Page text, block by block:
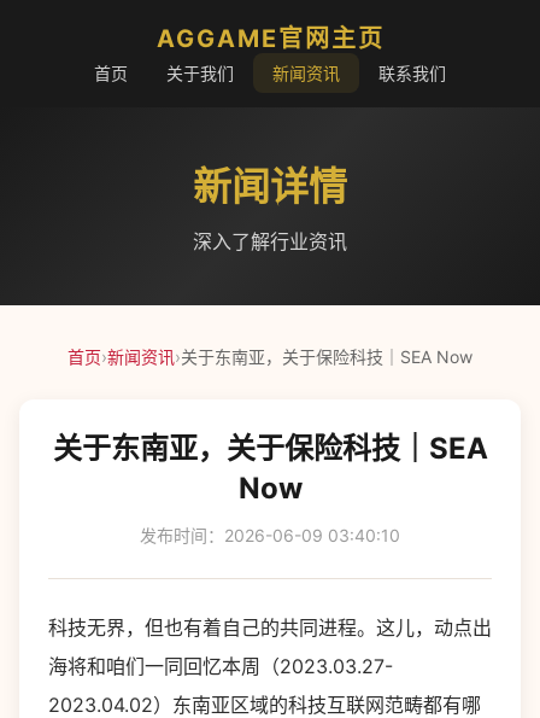
AGGAME官网主页
首页 关于我们 新闻资讯 联系我们
新闻详情
深入了解行业资讯
首页›新闻资讯›关于东南亚，关于保险科技｜SEA Now
关于东南亚，关于保险科技｜SEA
Now
发布时间：2026-06-09 03:40:10
科技无界，但也有着自己的共同进程。这儿，动点出
海将和咱们一同回忆本周（2023.03.27-
2023.04.02）东南亚区域的科技互联网范畴都有哪